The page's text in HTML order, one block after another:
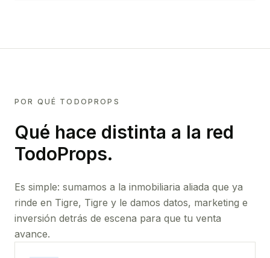
POR QUÉ TODOPROPS
Qué hace distinta a la red
TodoProps.
Es simple: sumamos a la inmobiliaria aliada que ya
rinde en Tigre, Tigre y le damos datos, marketing e
inversión detrás de escena para que tu venta
avance.